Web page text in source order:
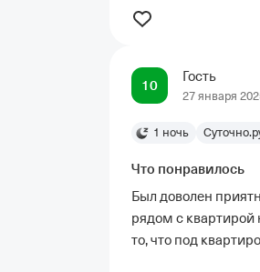
10
Гость
27 января
1 ночь
Что понравилось
Был доволен
рядом с квартирой
то, что под